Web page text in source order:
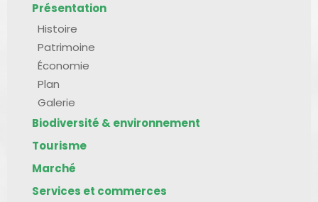
Présentation
Histoire
Patrimoine
Économie
Plan
Galerie
Biodiversité & environnement
Tourisme
Marché
Services et commerces